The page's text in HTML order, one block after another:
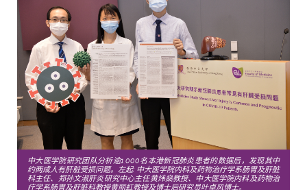
中大医学院研究团队分析逾1,000名本港新冠肺炎患者的数据后，发现其中
约两成人有肝脏受损问题。左起: 中大医学院内科及药物治疗学系肠胃及肝脏
科主任、郑孙文淑肝炎研究中心主任黄炜燊教授、中大医学院内科及药物治
疗学系肠胃及肝脏科教授黄丽虹教授及博士后研究员叶卓风博士。